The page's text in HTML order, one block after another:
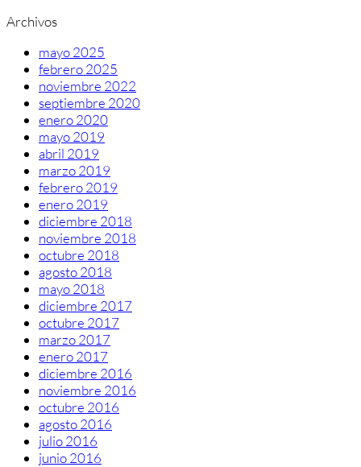
Archivos
mayo 2025
febrero 2025
noviembre 2022
septiembre 2020
enero 2020
mayo 2019
abril 2019
marzo 2019
febrero 2019
enero 2019
diciembre 2018
noviembre 2018
octubre 2018
agosto 2018
mayo 2018
diciembre 2017
octubre 2017
marzo 2017
enero 2017
diciembre 2016
noviembre 2016
octubre 2016
agosto 2016
julio 2016
junio 2016